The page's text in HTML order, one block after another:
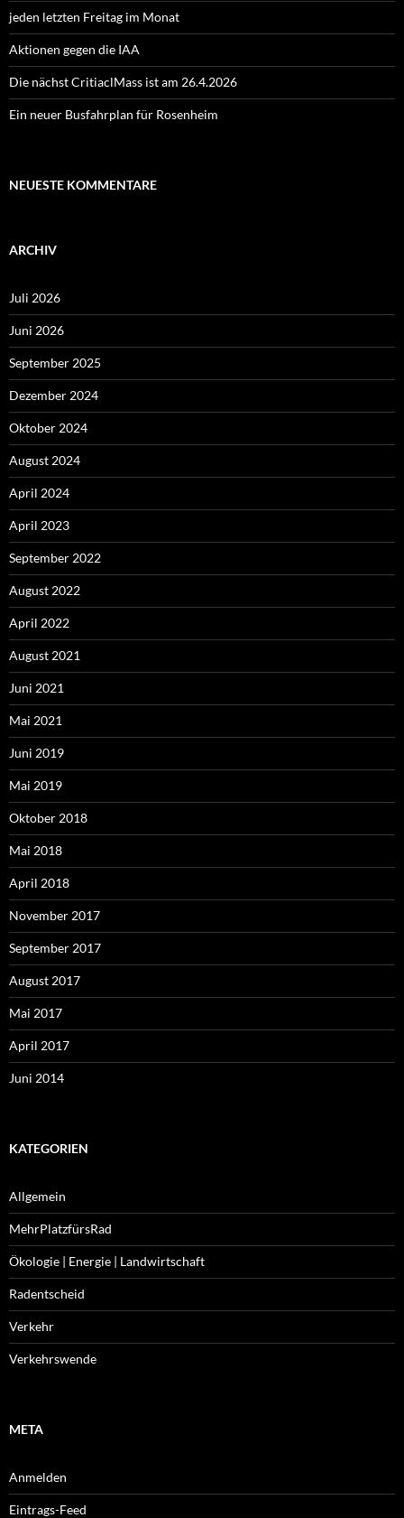
jeden letzten Freitag im Monat
Aktionen gegen die IAA
Die nächst CritiaclMass ist am 26.4.2026
Ein neuer Busfahrplan für Rosenheim
NEUESTE KOMMENTARE
ARCHIV
Juli 2026
Juni 2026
September 2025
Dezember 2024
Oktober 2024
August 2024
April 2024
April 2023
September 2022
August 2022
April 2022
August 2021
Juni 2021
Mai 2021
Juni 2019
Mai 2019
Oktober 2018
Mai 2018
April 2018
November 2017
September 2017
August 2017
Mai 2017
April 2017
Juni 2014
KATEGORIEN
Allgemein
MehrPlatzfürsRad
Ökologie | Energie | Landwirtschaft
Radentscheid
Verkehr
Verkehrswende
META
Anmelden
Eintrags-Feed